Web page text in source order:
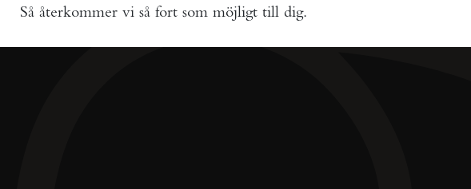
Så återkommer vi så fort som möjligt till dig.